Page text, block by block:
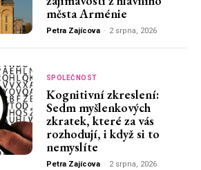
města Arménie
Petra Zajícova - 2 srpna, 2026
SPOLEČNOST
Kognitivní zkreslení:
Sedm myšlenkových
zkratek, které za vás
rozhodují, i když si to
nemyslíte
Petra Zajícova - 2 srpna, 2026